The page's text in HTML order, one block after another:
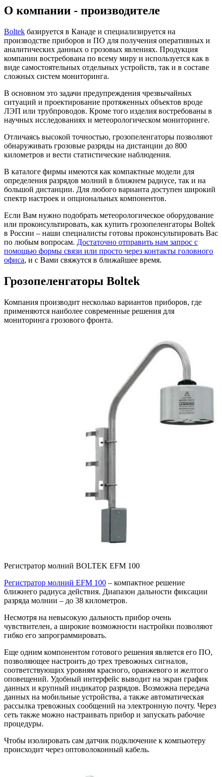
О компании - производителе
Boltek базируется в Канаде и специализируется на
производстве приборов и ПО для получения оперативных и
аналитических данных о грозовых явлениях. Продукция
компании востребована по всему миру и используется как в
виде самостоятельных отдельных устройств, так и в составе
сложных систем мониторинга.
В основном это задачи предупреждения чрезвычайных
ситуаций и проектирование протяженных объектов вроде
ЛЭП или трубпроводов. Кроме того изделия востребованы в
научных исследованиях и метеорологическом мониторинге.
Отличаясь высокой точностью, грозопеленгаторы позволяют
обнаруживать грозовые разряды на дистанции до 800
километров и вести статистические наблюдения.
В каталоге фирмы имеются как компактные модели для
определения разрядов молний в ближнем радиусе, так и на
большой дистанции. Для любого варианта доступен широкий
спектр настроек и опциональных компонентов.
Если Вам нужно подобрать метеорологическое оборудование
или проконсультировать, как купить грозопеленгаторы Boltek
в России – наши специалисты готовы проконсультировать Вас
по любым вопросам. Достаточно отправить нам запрос с
помощью формы связи или просто через контакты головного
офиса, и с Вами свяжутся в ближайшее время.
Грозопеленгаторы Boltek
Компания производит несколько вариантов приборов, где
применяются наиболее современные решения для
мониторинга грозового фронта.
Регистратор молний BOLTEK EFM 100
Регистратор молний EFM 100 – компактное решение
ближнего радиуса действия. Диапазон дальности фиксации
разряда молнии – до 38 километров.
Несмотря на невысокую дальность прибор очень
чувствителен, а широкие возможности настройки позволяют
гибко его запрограммировать.
Еще одним компонентом готового решения является его ПО,
позволяющее настроить до трех тревожных сигналов,
соответствующих уровням красного, оранжевого и желтого
оповещений. Удобный интерфейс выводит на экран график
данных и крупный индикатор разрядов. Возможна передача
данных на мобильные устройства, а также автоматическая
рассылка тревожных сообщений на электронную почту. Через
сеть также можно настраивать прибор и запускать рабочие
процедуры.
Чтобы изолировать сам датчик подключение к компьютеру
происходит через оптоволоконный кабель.